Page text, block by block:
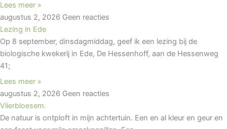
Lees meer »
augustus 2, 2026 Geen reacties
Lezing in Ede
Op 8 september, dinsdagmiddag, geef ik een lezing bij de
biologische kwekerij in Ede, De Hessenhoff, aan de Hessenweg
41;
Lees meer »
augustus 2, 2026 Geen reacties
Vlierbloesem.
De natuur is ontploft in mijn achtertuin. Een en al kleur en geur en